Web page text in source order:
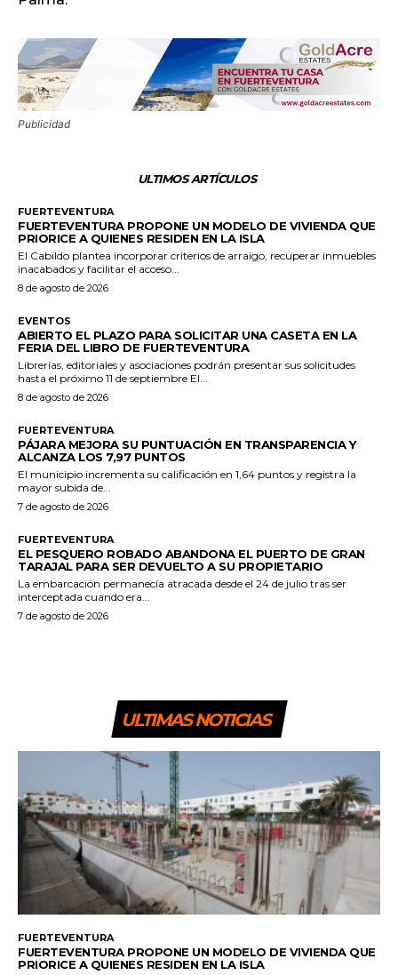
Publicidad
ULTIMOS ARTÍCULOS
FUERTEVENTURA
FUERTEVENTURA PROPONE UN MODELO DE VIVIENDA QUE
PRIORICE A QUIENES RESIDEN EN LA ISLA
El Cabildo plantea incorporar criterios de arraigo, recuperar inmuebles
inacabados y facilitar el acceso...
8 de agosto de 2026
EVENTOS
ABIERTO EL PLAZO PARA SOLICITAR UNA CASETA EN LA
FERIA DEL LIBRO DE FUERTEVENTURA
Librerías, editoriales y asociaciones podrán presentar sus solicitudes
hasta el próximo 11 de septiembre El...
8 de agosto de 2026
FUERTEVENTURA
PÁJARA MEJORA SU PUNTUACIÓN EN TRANSPARENCIA Y
ALCANZA LOS 7,97 PUNTOS
El municipio incrementa su calificación en 1,64 puntos y registra la
mayor subida de...
7 de agosto de 2026
FUERTEVENTURA
EL PESQUERO ROBADO ABANDONA EL PUERTO DE GRAN
TARAJAL PARA SER DEVUELTO A SU PROPIETARIO
La embarcación permanecía atracada desde el 24 de julio tras ser
interceptada cuando era...
7 de agosto de 2026
ULTIMAS NOTICIAS
FUERTEVENTURA
FUERTEVENTURA PROPONE UN MODELO DE VIVIENDA QUE
PRIORICE A QUIENES RESIDEN EN LA ISLA